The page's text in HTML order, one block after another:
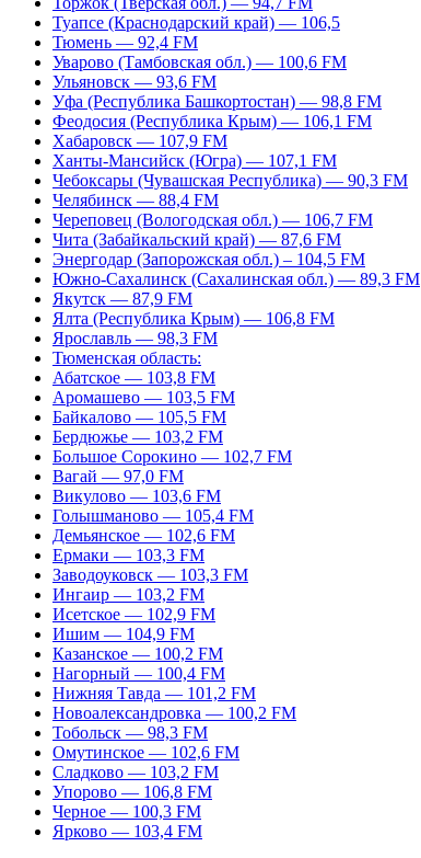
Туапсе (Краснодарский край) — 106,5
Тюмень — 92,4 FM
Уварово (Тамбовская обл.) — 100,6 FM
Ульяновск — 93,6 FM
Уфа (Республика Башкортостан) — 98,8 FM
Феодосия (Республика Крым) — 106,1 FM
Хабаровск — 107,9 FM
Ханты-Мансийск (Югра) — 107,1 FM
Чебоксары (Чувашская Республика) — 90,3 FM
Челябинск — 88,4 FM
Череповец (Вологодская обл.) — 106,7 FM
Чита (Забайкальский край) — 87,6 FM
Энергодар (Запорожская обл.) – 104,5 FM
Южно-Сахалинск (Сахалинская обл.) — 89,3 FM
Якутск — 87,9 FM
Ялта (Республика Крым) — 106,8 FM
Ярославль — 98,3 FM
Тюменская область:
Абатское — 103,8 FM
Аромашево — 103,5 FM
Байкалово — 105,5 FM
Бердюжье — 103,2 FM
Большое Сорокино — 102,7 FM
Вагай — 97,0 FM
Викулово — 103,6 FM
Голышманово — 105,4 FM
Демьянское — 102,6 FM
Ермаки — 103,3 FM
Заводоуковск — 103,3 FM
Ингаир — 103,2 FM
Исетское — 102,9 FM
Ишим — 104,9 FM
Казанское — 100,2 FM
Нагорный — 100,4 FM
Нижняя Тавда — 101,2 FM
Новоалександровка — 100,2 FM
Тобольск — 98,3 FM
Омутинское — 102,6 FM
Сладково — 103,2 FM
Упорово — 106,8 FM
Черное — 100,3 FM
Ярково — 103,4 FM